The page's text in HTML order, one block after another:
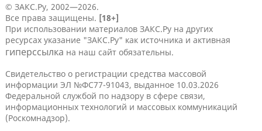
© ЗАКС.Ру, 2002—2026.
Все права защищены. [18+]
При использовании материалов ЗАКС.Ру на других
ресурсах указание "ЗАКС.Ру" как источника и активная
гиперссылка на наш сайт обязательны.
Свидетельство о регистрации средства массовой
информации ЭЛ №ФС77-91043, выданное 10.03.2026
Федеральной службой по надзору в сфере связи,
информационных технологий и массовых коммуникаций
(Роскомнадзор).